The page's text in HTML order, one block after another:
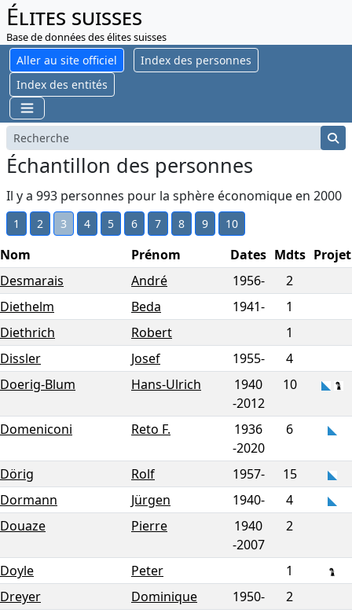
Élites suisses
Base de données des élites suisses
Aller au site officiel
Index des personnes
Index des entités
Échantillon des personnes
Il y a 993 personnes pour la sphère économique en 2000
1 2 3 4 5 6 7 8 9 10
Nom Prénom Dates Mdts Projet
Desmarais
André 1956-
2
Diethelm
Beda 1941-
1
Diethrich
Robert
1
Dissler
Josef 1955-
4
Doerig-Blum
Hans-Ulrich
1940
-2012
10
Domeniconi Reto F.
1936
-2020
6
Dörig Rolf 1957-
15
Dormann
Jürgen 1940-
4
Douaze
Pierre
1940
-2007
2
Doyle Peter
1
Dreyer
Dominique 1950-
2